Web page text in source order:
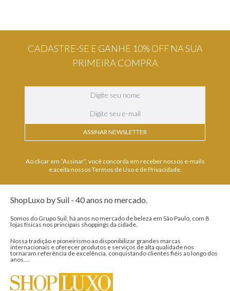
CADASTRE-SE E GANHE 10% OFF NA SUA
PRIMEIRA COMPRA
ASSINAR NEWSLETTER
Ao clicar em “Assinar”, você concorda em receber nossos e-mails
e aceita nossos Termos de Uso e de Privacidade.
ShopLuxo by Suil - 40 anos no mercado.
Somos do Grupo Suil, há anos no mercado de beleza em São Paulo, com 8
lojas físicas nos principais shoppings da cidade.
Nossa tradição e pioneirismo ao disponibilizar grandes marcas
internacionais e oferecer produtos e serviços de alta qualidade nos
tornaram referência de excelência, conquistando clientes fiéis ao longo dos
anos....